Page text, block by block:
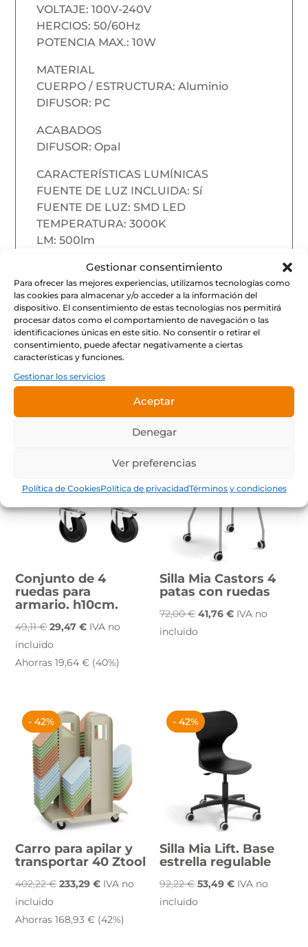
Gestionar consentimiento
Para ofrecer las mejores experiencias, utilizamos tecnologías como
las cookies para almacenar y/o acceder a la información del
dispositivo. El consentimiento de estas tecnologías nos permitirá
procesar datos como el comportamiento de navegación o las
identificaciones únicas en este sitio. No consentir o retirar el
consentimiento, puede afectar negativamente a ciertas
características y funciones.
Gestionar los servicios
Aceptar
Denegar
Ver preferencias
Política de CookiesPolítica de privacidadTérminos y condiciones
VOLTAJE: 100V-240V
HERCIOS: 50/60Hz
POTENCIA MAX.: 10W
MATERIAL
CUERPO / ESTRUCTURA: Aluminio
DIFUSOR: PC
ACABADOS
DIFUSOR: Opal
CARACTERÍSTICAS LUMÍNICAS
FUENTE DE LUZ INCLUIDA: Sí
FUENTE DE LUZ: SMD LED
TEMPERATURA: 3000K
LM: 500lm
ORIENTACIÓN DE LA LUZ: Ambiental
CLASIFICACIÓN ENERGÉTICA: F
Productos
relacionados
Conjunto de 4
ruedas para
armario. h10cm.
49,11€El
precio
original
29,47€El
actual
IVA no
incluido
Ahorras 19,64€ (40%)
Silla Mia Castors 4
patas con ruedas
72,00€ El
41,76€ElIVA no
incluido
- 42%
Carro para apilar y
transportar 40 Ztool
402,22€El
original
233,29€El
actual
IVA no
incluido
Ahorras 168,93€ (42%)
- 42%
Silla Mia Lift. Base
estrella regulable
92,22€ El
precio
53,49€ElIVA no
incluido